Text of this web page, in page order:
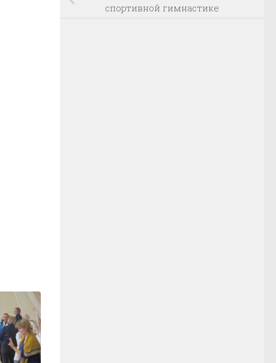
спортивной гимнастике